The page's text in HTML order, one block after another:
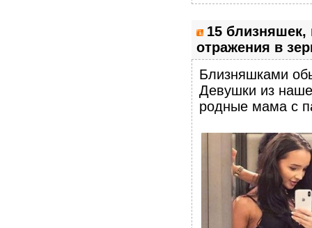
15 близняшек,
отражения в
Близняшками
Девушки из
родные мама с